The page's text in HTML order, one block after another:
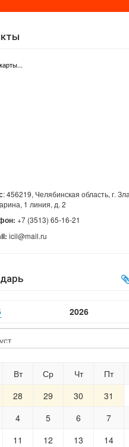
: 456219, Челябинская область, г.
1 линия, д. 2
+7 (3513) 65-16-21
icil@mail.ru
2026
Вт Ср Чт Пт
28 29 30 31
4 5 6 7
11 12 13 14